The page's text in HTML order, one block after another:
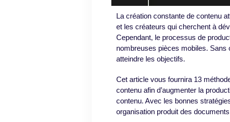
La création constante de contenu
et les créateurs qui cherchent à
Cependant, le processus de
nombreuses pièces mobiles. Sans
atteindre les objectifs.
Cet article vous fournira 13
contenu afin d’augmenter la
contenu. Avec les bonnes
organisation produit des